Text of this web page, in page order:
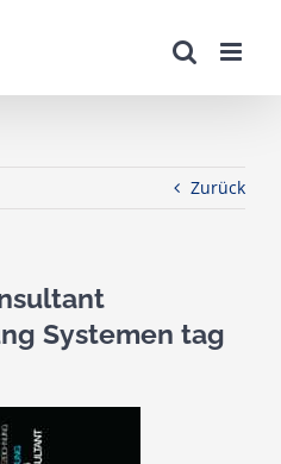
Zurück
Systemen tag